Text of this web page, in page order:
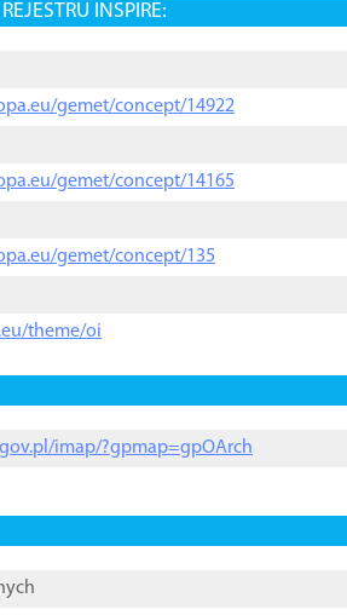
INSPIRE:
gemet/concept/14922
gemet/concept/14165
gemet/concept/135
theme/oi
imap/?gpmap=gpOArch